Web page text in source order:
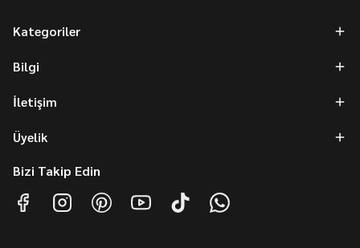
Kategoriler
Bilgi
İletişim
Üyelik
Bizi Takip Edin